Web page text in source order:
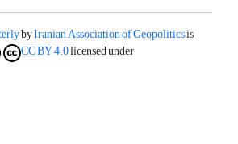
byIranian Association of Geopoliticsis
licensed under
CC BY 4.0